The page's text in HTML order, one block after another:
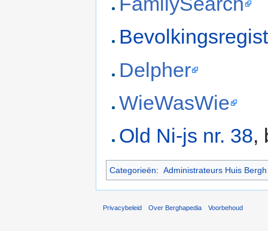
Delpher
WieWasWie
Old Ni-js nr. 38,
Categorieën: Administrateurs Huis Bergh
Privacybeleid Over Berghapedia Voorbehoud